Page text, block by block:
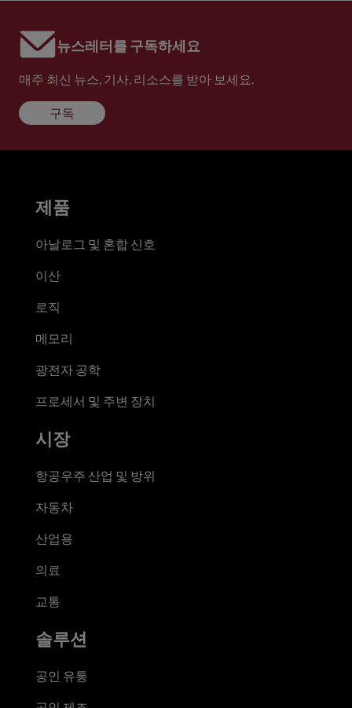
뉴스레터를 구독하세요
매주 최신 뉴스, 기사, 리소스를 받아 보세요.
구독
제품
아날로그 및 혼합 신호
이산
로직
메모리
광전자 공학
프로세서 및 주변 장치
시장
항공우주 산업 및 방위
자동차
산업용
의료
교통
솔루션
공인 유통